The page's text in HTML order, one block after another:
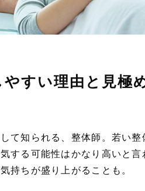
すい理由と見極
て知られる、整体師。若い
する可能性はかなり高いと
持ちが盛り上がることも。